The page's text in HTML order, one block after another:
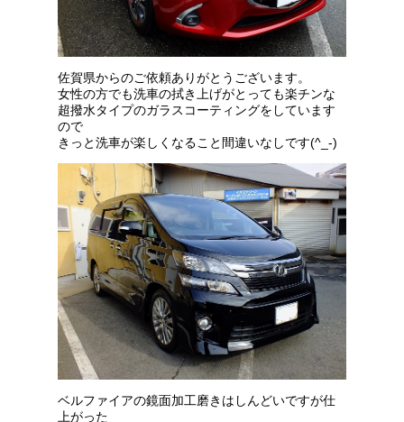
佐賀県からのご依頼ありがとうございます。
女性の方でも洗車の拭き上げがとっても楽チンな
超撥水タイプのガラスコーティングをしています
ので
きっと洗車が楽しくなること間違いなしです(^_-)
ベルファイアの鏡面加工磨きはしんどいですが仕
上がった